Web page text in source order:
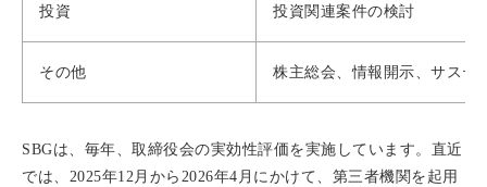
投資 投資関連案件の検討
その他 株主総会、情報開示、サステ
SBGは、毎年、取締役会の実効性評価を実施しています。直近
では、2025年12月から2026年4月にかけて、第三者機関を起用